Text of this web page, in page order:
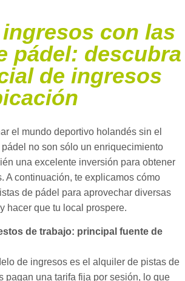
con las
pádel: descubra
de ingresos
el mundo deportivo holandés sin el
no son sólo un enriquecimiento
una excelente inversión para obtener
A continuación, te explicamos cómo
de pádel para aprovechar diversas
hacer que tu local prospere.
de trabajo: principal fuente de
de ingresos es el alquiler de pistas de
pagan una tarifa fija por sesión, lo que